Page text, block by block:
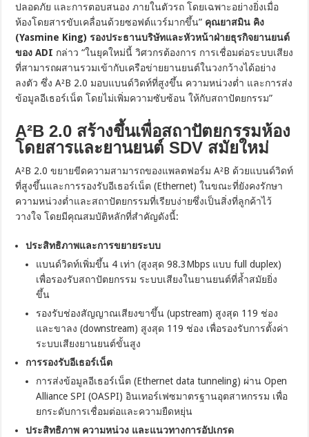
ปลอดภัย และการตอบสนอง ภายในตัวรถ โดยเฉพาะอย่างยิ่งเมื่อ
ห้องโดยสารขับเคลื่อนด้วยซอฟต์แวร์มากขึ้น” คุณยาสมิน คิง
(Yasmine King) รองประธานบริษัทและหัวหน้าฝ่ายธุรกิจยานยนต์
ของ ADI กล่าว “ในยุคใหม่นี้ วิศวกรต้องการ การเชื่อมต่อระบบเสียง
ที่สามารถผสานรวมเข้ากับเครือข่ายยานยนต์ในวงกว้างได้อย่าง
ลงตัว ซึ่ง A²B 2.0 มอบแบนด์วิดท์ที่สูงขึ้น ความหน่วงต่ำ และการส่ง
ข้อมูลอีเธอร์เน็ต โดยไม่เพิ่มความซับซ้อน ให้กับสถาปัตยกรรม”
A²B 2.0 สร้างขึ้นเพื่อสถาปัตยกรรมห้อง
โดยสารและยานยนต์ SDV สมัยใหม่
A²B 2.0 ขยายขีดความสามารถของแพลตฟอร์ม A²B ด้วยแบนด์วิดท์
ที่สูงขึ้นและการรองรับอีเธอร์เน็ต (Ethernet) ในขณะที่ยังคงรักษา
ความหน่วงต่ำและสถาปัตยกรรมที่เรียบง่ายซึ่งเป็นสิ่งที่ลูกค้าไว้
วางใจ โดยมีคุณสมบัติหลักที่สำคัญดังนี้:
ประสิทธิภาพและการขยายระบบ
แบนด์วิดท์เพิ่มขึ้น 4 เท่า (สูงสุด 98.3Mbps แบบ full duplex)
เพื่อรองรับสถาปัตยกรรม ระบบเสียงในยานยนต์ที่ล้ำสมัยยิ่ง
ขึ้น
รองรับช่องสัญญาณเสียงขาขึ้น (upstream) สูงสุด 119 ช่อง
และขาลง (downstream) สูงสุด 119 ช่อง เพื่อรองรับการตั้งค่า
ระบบเสียงยานยนต์ขั้นสูง
การรองรับอีเธอร์เน็ต
การส่งข้อมูลอีเธอร์เน็ต (Ethernet data tunneling) ผ่าน Open
Alliance SPI (OASPI) อินเทอร์เฟซมาตรฐานอุตสาหกรรม เพื่อ
ยกระดับการเชื่อมต่อและความยืดหยุ่น
ประสิทธิภาพ ความหน่วง และแนวทางการอัปเกรด